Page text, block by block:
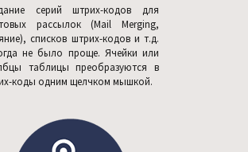
серий штрих-кодов для
рассылок (Mail Merging,
списков штрих-кодов и т.д.
не было проще. Ячейки или
таблицы преобразуются в
коды одним щелчком мышкой.